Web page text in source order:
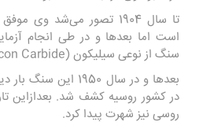
تا سال 1904 تصور می‌شد
است اما بعدها و در طی انجام
سنگ از نوعی سیلیکون (Silicon Carbide) تشکیل‌شده است.
در کشور روسیه کشف شد. بعدازاین
روسی نیز شهرت پیدا کرد.